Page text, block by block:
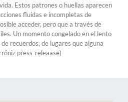
Estos patrones o huellas aparecen
fluidas e incompletas de
acceder, pero que a través de
Un momento congelado en el lento
recuerdos, de lugares que alguna
press-releaase)